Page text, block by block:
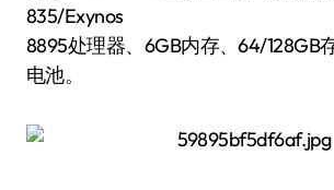
835/Exynos
8895处理器、6GB内存、64/128GB
电池。